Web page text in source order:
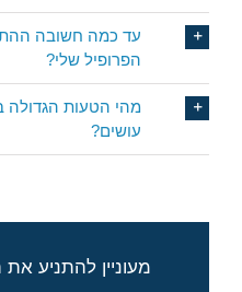
עד כמה חשובה
הפרופיל שלי?
מהי הטעות הגדולה
עושים?
מעוניין להתניע
סיכויים, לוחות